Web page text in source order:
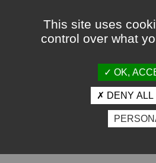
Crédits et mentions légales
Espace presse
This site uses
control over what
OK,
DENY ALL